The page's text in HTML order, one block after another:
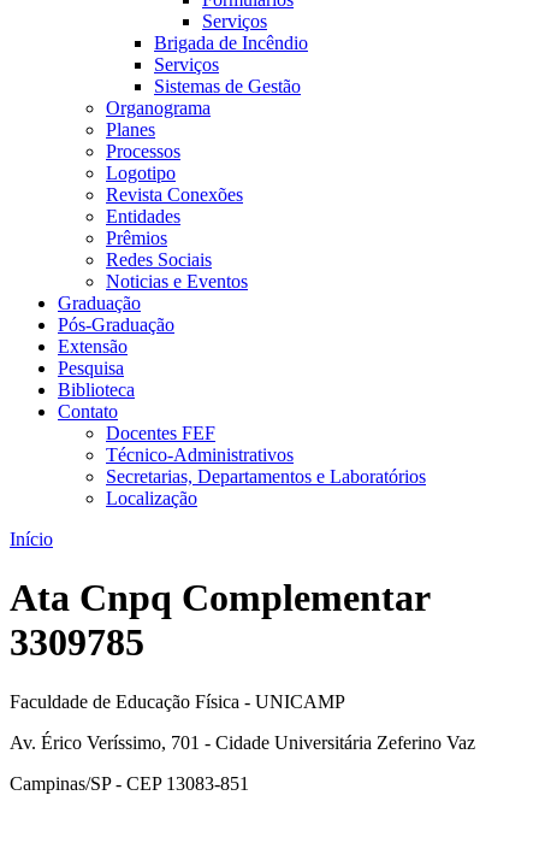
Serviços
Brigada de Incêndio
Serviços
Sistemas de Gestão
Organograma
Planes
Processos
Logotipo
Revista Conexões
Entidades
Prêmios
Redes Sociais
Noticias e Eventos
Graduação
Pós-Graduação
Extensão
Pesquisa
Biblioteca
Contato
Docentes FEF
Técnico-Administrativos
Secretarias, Departamentos e Laboratórios
Localização
Início
Ata Cnpq Complementar
3309785
Faculdade de Educação Física - UNICAMP
Av. Érico Veríssimo, 701 - Cidade Universitária Zeferino Vaz
Campinas/SP - CEP 13083-851